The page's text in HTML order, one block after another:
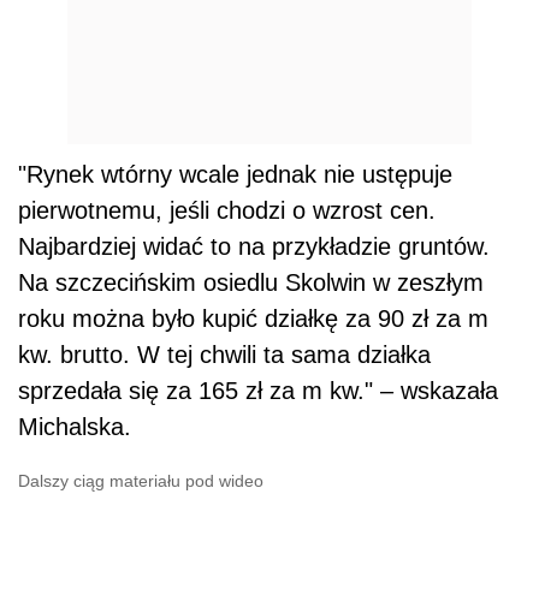
"Rynek wtórny wcale jednak nie ustępuje
pierwotnemu, jeśli chodzi o wzrost cen.
Najbardziej widać to na przykładzie gruntów.
Na szczecińskim osiedlu Skolwin w zeszłym
roku można było kupić działkę za 90 zł za m
kw. brutto. W tej chwili ta sama działka
sprzedała się za 165 zł za m kw." – wskazała
Michalska.
Dalszy ciąg materiału pod wideo